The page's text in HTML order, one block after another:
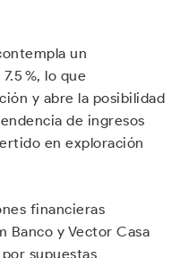
un
%, lo que
y abre la posibilidad
de ingresos
en exploración
financieras
Banco y Vector Casa
supuestas